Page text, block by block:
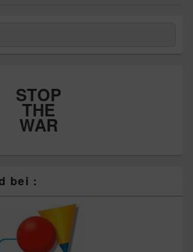
STOP
THE
WAR
bei :